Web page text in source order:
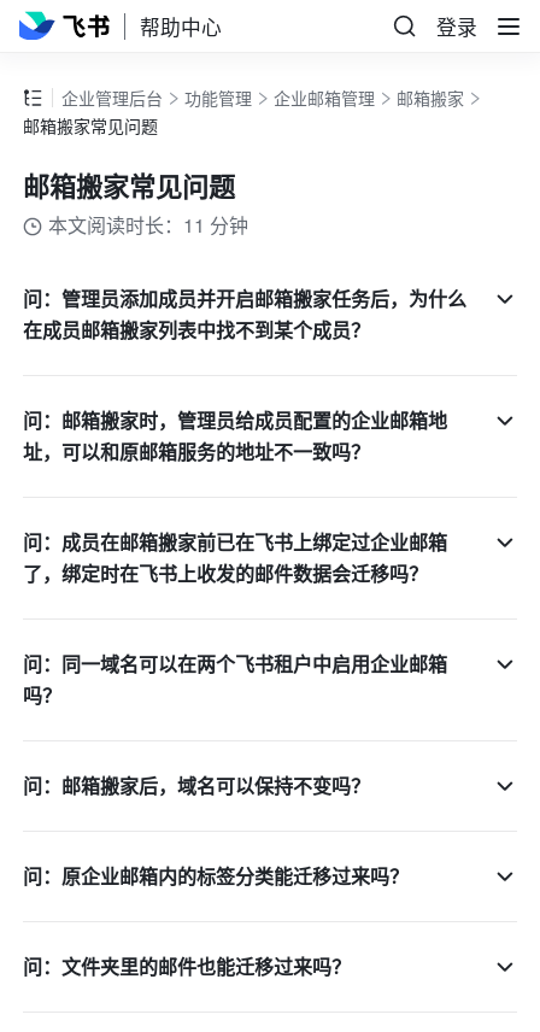
帮助中心 登录
企业管理后台 功能管理 企业邮箱管理
邮箱搬家
邮箱搬家常见问题
邮箱搬家常见问题
本文阅读时长：11 分钟
问：管理员添加成员并开启邮箱搬家任务后，为什么
在成员邮箱搬家列表中找不到某个成员？
问：邮箱搬家时，管理员给成员配置的企业邮箱地
址，可以和原邮箱服务的地址不一致吗？
问：成员在邮箱搬家前已在飞书上绑定过企业邮箱
了，绑定时在飞书上收发的邮件数据会迁移吗？
问：同一域名可以在两个飞书租户中启用企业邮箱
吗？
问：邮箱搬家后，域名可以保持不变吗？
问：原企业邮箱内的标签分类能迁移过来吗？
问：文件夹里的邮件也能迁移过来吗？